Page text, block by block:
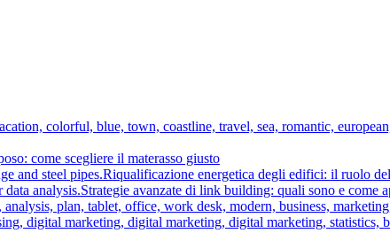
come scegliere il materasso giusto
Riqualificazione energetica degli edifici: il ruolo
Strategie avanzate di link building: quali sono e come